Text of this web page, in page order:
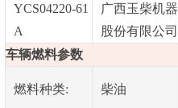
YCS04220-61
A
广西玉柴机器
股份有限公司
车辆燃料参数
燃料种类: 柴油